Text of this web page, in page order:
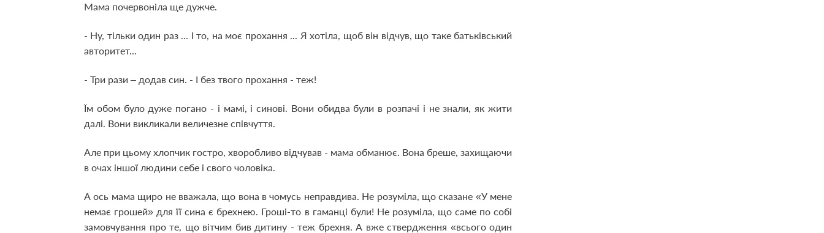
Мама почервоніла ще дужче.
- Ну, тільки один раз ... І то, на моє прохання ... Я хотіла, щоб він відчув, що таке батьківський
авторитет...
- Три рази – додав син. - І без твого прохання - теж!
Їм обом було дуже погано - і мамі, і синові. Вони обидва були в розпачі і не знали, як жити
далі. Вони викликали величезне співчуття.
Але при цьому хлопчик гостро, хворобливо відчував - мама обманює. Вона бреше, захищаючи
в очах іншої людини себе і свого чоловіка.
А ось мама щиро не вважала, що вона в чомусь неправдива. Не розуміла, що сказане «У мене
немає грошей» для її сина є брехнею. Гроші-то в гаманці були! Не розуміла, що саме по собі
замовчування про те, що вітчим бив дитину - теж брехня. А вже ствердження «всього один